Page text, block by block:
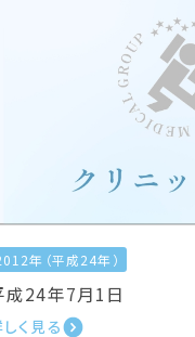
年（平成24年）
成24年7月1日
く見る